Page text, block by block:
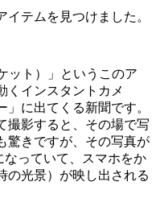
テムを見つけました。
ット）」というこのア
くインスタントカメ
に出てくる新聞です。
撮影すると、その場で写
きですが、その写真が
なっていて、スマホをか
の光景）が映し出される